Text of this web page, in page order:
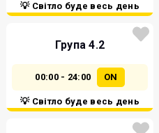
💡 Світло буде весь день
Група 4.2
00:00 - 24:00 ON
💡 Світло буде весь день